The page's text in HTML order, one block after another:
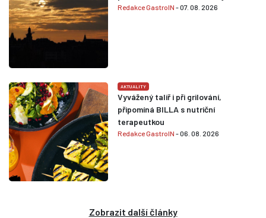
Redakce GastroIN - 07. 08. 2026
AKTUALITY
Vyvážený talíř i při grilování,
připomíná BILLA s nutriční
terapeutkou
Redakce GastroIN - 06. 08. 2026
Zobrazit další články